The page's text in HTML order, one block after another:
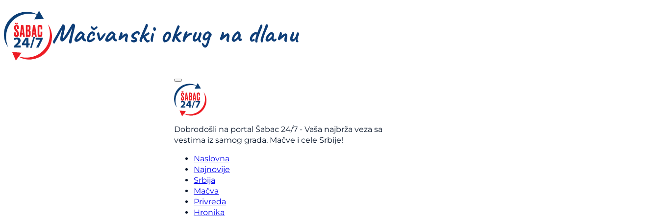
Dobrodošli na portal Šabac 24/7 - Vaša najbrža veza sa
vestima iz samog grada, Mačve i cele Srbije!
Naslovna
Najnovije
Srbija
Mačva
Privreda
Hronika